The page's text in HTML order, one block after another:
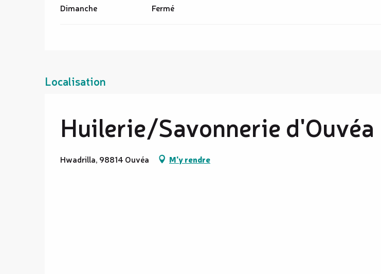
Dimanche Fermé
Localisation
Huilerie/Savonnerie d'Ouvéa
Hwadrilla, 98814 Ouvéa M'y rendre